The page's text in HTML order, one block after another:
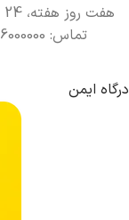
تماس: 6000000-021 آدرس ایمیل:in@rengogame.com
درگاه ایمن